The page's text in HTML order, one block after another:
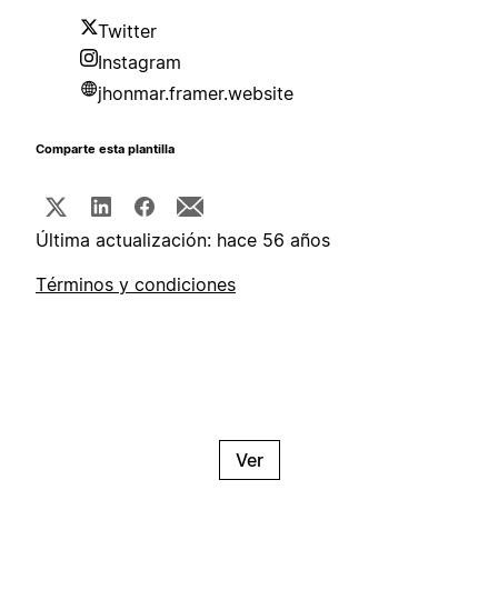
Twitter
Instagram
jhonmar.framer.website
Comparte esta plantilla
Última actualización: hace 56 años
Términos y condiciones
Ver